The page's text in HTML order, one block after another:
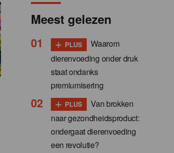
Meest gelezen
+ PLUS
Waarom
dierenvoeding onder druk
staat ondanks
premiumisering
+ PLUS
Van brokken
naar gezondheidsproduct:
ondergaat dierenvoeding
een revolutie?